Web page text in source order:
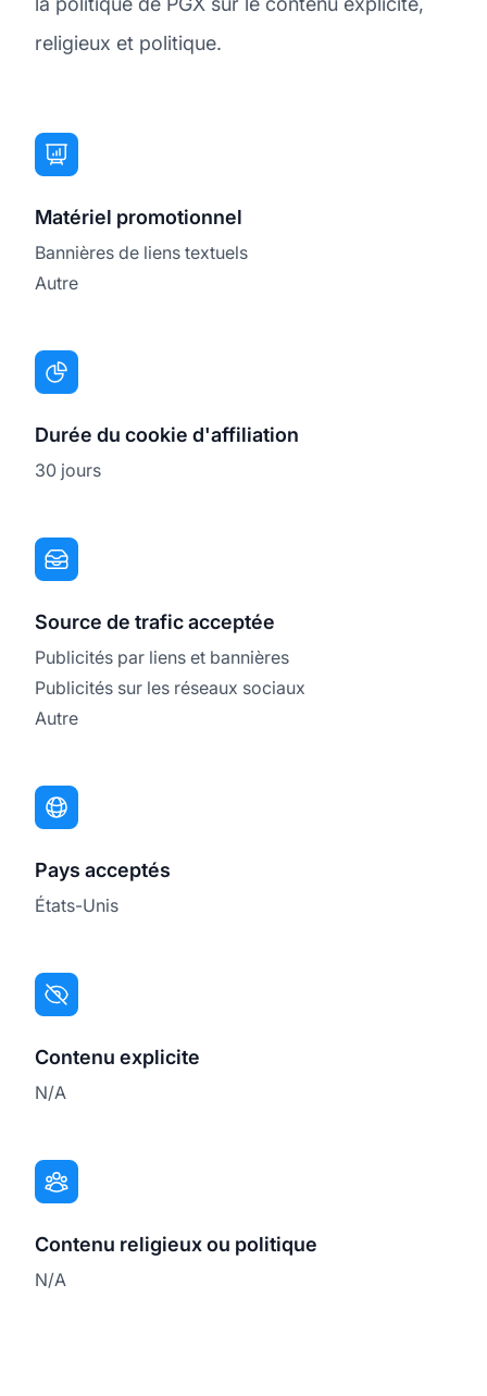
religieux et politique.
Matériel promotionnel
Bannières de liens textuels
Autre
Durée du cookie d'affiliation
30 jours
Source de trafic acceptée
Publicités par liens et bannières
Publicités sur les réseaux sociaux
Autre
Pays acceptés
États-Unis
Contenu explicite
N/A
Contenu religieux ou politique
N/A